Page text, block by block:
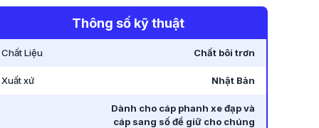
Thông số kỹ thuật
Chất Liệu Chất bôi trơn
Xuất xứ Nhật Bản
Dành cho cáp phanh xe đạp và
cáp sang số để giữ cho chúng